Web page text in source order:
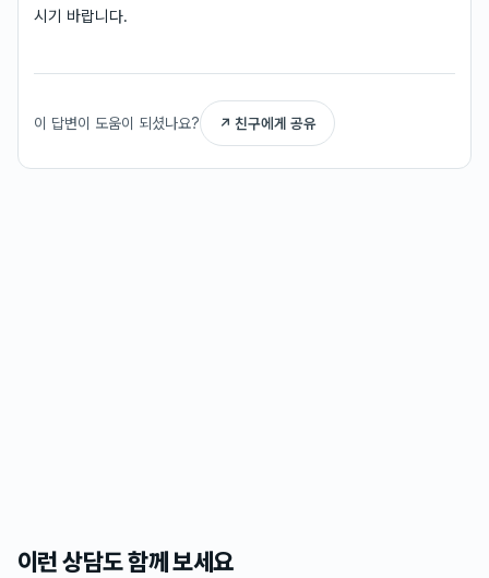
시기 바랍니다.
이 답변이 도움이 되셨나요? ↗ 친구에게 공유
이런 상담도 함께 보세요